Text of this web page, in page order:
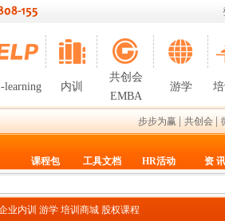
learning 内训
共创会
EMBA
游学
步步为赢 共创会
课程包 工具文档 HR活动 资 讯
业内训 游学 培训商城 股权课程